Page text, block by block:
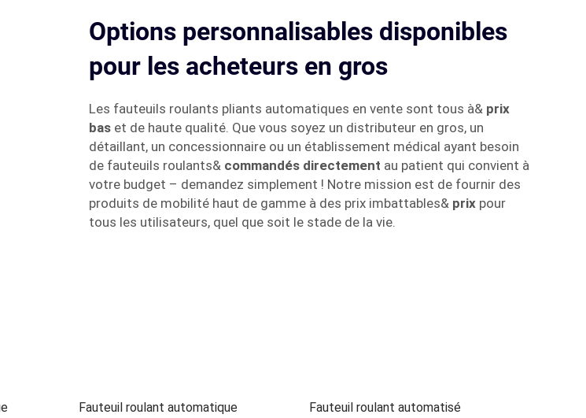
Options personnalisables disponibles
pour les acheteurs en gros
Les fauteuils roulants pliants automatiques en vente sont tous à& prix
bas et de haute qualité. Que vous soyez un distributeur en gros, un
détaillant, un concessionnaire ou un établissement médical ayant besoin
de fauteuils roulants& commandés directement au patient qui convient à
votre budget – demandez simplement ! Notre mission est de fournir des
produits de mobilité haut de gamme à des prix imbattables& prix pour
tous les utilisateurs, quel que soit le stade de la vie.
Fauteuil roulant automatique
Fauteuil roulant automatisé